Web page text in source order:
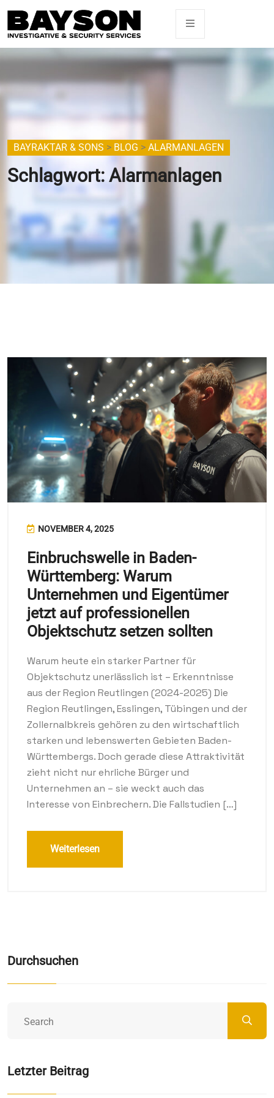
BAYRAKTAR & SONS > BLOG > ALARMANLAGEN
Schlagwort: Alarmanlagen
NOVEMBER 4, 2025
Einbruchswelle in Baden-
Württemberg: Warum
Unternehmen und Eigentümer
jetzt auf professionellen
Objektschutz setzen sollten
Warum heute ein starker Partner für
Objektschutz unerlässlich ist – Erkenntnisse
aus der Region Reutlingen (2024-2025) Die
Region Reutlingen, Esslingen, Tübingen und der
Zollernalbkreis gehören zu den wirtschaftlich
starken und lebenswerten Gebieten Baden-
Württembergs. Doch gerade diese Attraktivität
zieht nicht nur ehrliche Bürger und
Unternehmen an – sie weckt auch das
Interesse von Einbrechern. Die Fallstudien […]
Weiterlesen
Durchsuchen
Letzter Beitrag